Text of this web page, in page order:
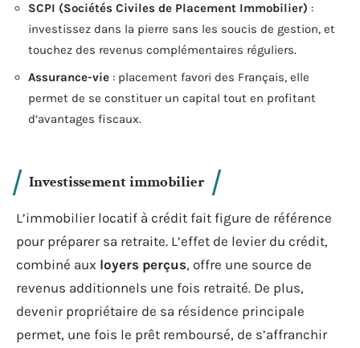
SCPI (Sociétés Civiles de Placement Immobilier) :
investissez dans la pierre sans les soucis de gestion, et
touchez des revenus complémentaires réguliers.
Assurance-vie : placement favori des Français, elle
permet de se constituer un capital tout en profitant
d’avantages fiscaux.
Investissement immobilier
L’immobilier locatif à crédit fait figure de référence
pour préparer sa retraite. L’effet de levier du crédit,
combiné aux loyers perçus, offre une source de
revenus additionnels une fois retraité. De plus,
devenir propriétaire de sa résidence principale
permet, une fois le prêt remboursé, de s’affranchir